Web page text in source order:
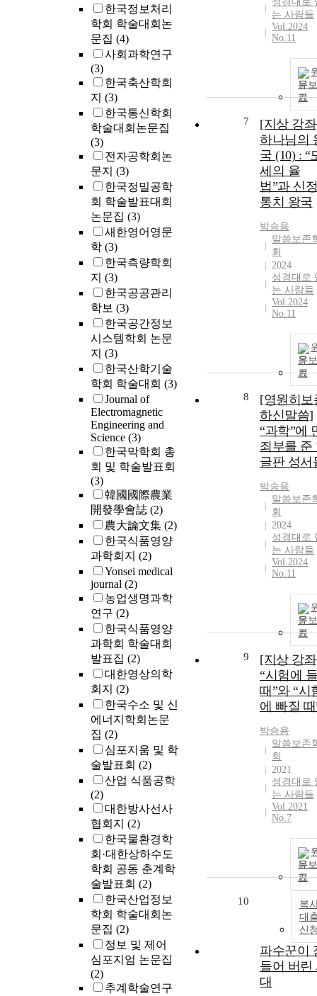
한국정보처리
학회 학술대회논
문집 (4)
사회과학연구
(3)
한국축산학회
지 (3)
한국통신학회
학술대회논문집
(3)
전자공학회논
문지 (3)
한국정밀공학
회 학술발표대회
논문집 (3)
새한영어영문
학 (3)
한국측량학회
지 (3)
한국공공관리
학보 (3)
한국공간정보
시스템학회 논문
지 (3)
한국산학기술
학회 학술대회 (3)
Journal of
Electromagnetic
Engineering and
Science (3)
한국막학회 총
회 및 학술발표회
(3)
韓國國際農業
開發學會誌 (2)
農大論文集 (2)
한국식품영양
과학회지 (2)
Yonsei medical
journal (2)
농업생명과학
연구 (2)
한국식품영양
과학회 학술대회
발표집 (2)
대한영상의학
회지 (2)
한국수소 및 신
에너지학회논문
집 (2)
심포지움 및 학
술발표회 (2)
산업 식품공학
(2)
대한방사선사
협회지 (2)
한국물환경학
회·대한상하수도
학회 공동 춘계학
술발표회 (2)
한국산업정보
학회 학술대회논
문집 (2)
정보 및 제어
심포지엄 논문집
(2)
추계학술연구
는 사람들
Vol.2024
No.11
문보
기
7
[지상 강
하나님의
국 (10) : “
세의 율
법”과 신정
통치 왕국
박승용
말씀보존
회
2024
성경대로
는 사람들
Vol.2024
No.11
문보
기
8
[영원히보
하신말씀]
“과학”에
죄부를 준
글판 성서
박승용
말씀보존
회
2024
성경대로
는 사람들
Vol.2024
No.11
문보
기
9
[지상 강
“시험에 들
때”와 “시
에 빠질 때
박승용
말씀보존
회
2021
성경대로
는 사람들
Vol.2021
No.7
문보
기
복
대
신
10
파수꾼이
들어 버린
대